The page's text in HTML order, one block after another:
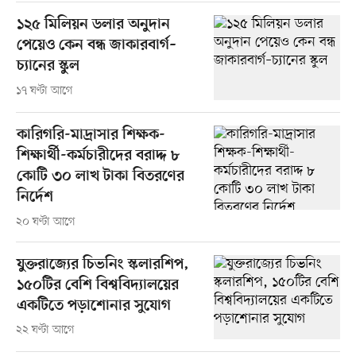
১২৫ মিলিয়ন ডলার অনুদান
পেয়েও কেন বন্ধ জাকারবার্গ–
চ্যানের স্কুল
১৭ ঘণ্টা আগে
কারিগরি-মাদ্রাসার শিক্ষক-
শিক্ষার্থী-কর্মচারীদের বরাদ্দ ৮
কোটি ৩০ লাখ টাকা বিতরণের
নির্দেশ
২০ ঘণ্টা আগে
যুক্তরাজ্যের চিভনিং স্কলারশিপ,
১৫০টির বেশি বিশ্ববিদ্যালয়ের
একটিতে পড়াশোনার সুযোগ
২২ ঘণ্টা আগে